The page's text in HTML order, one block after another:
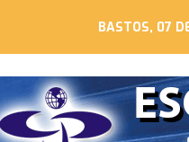
BASTOS, 07